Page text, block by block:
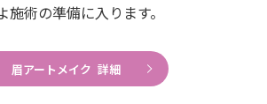
施術の準備に入ります。
眉アートメイク 詳細